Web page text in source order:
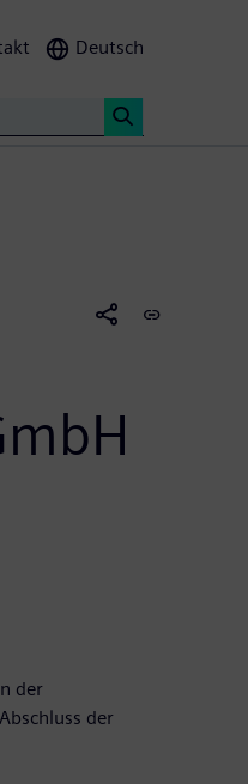
Deutsch
der
der